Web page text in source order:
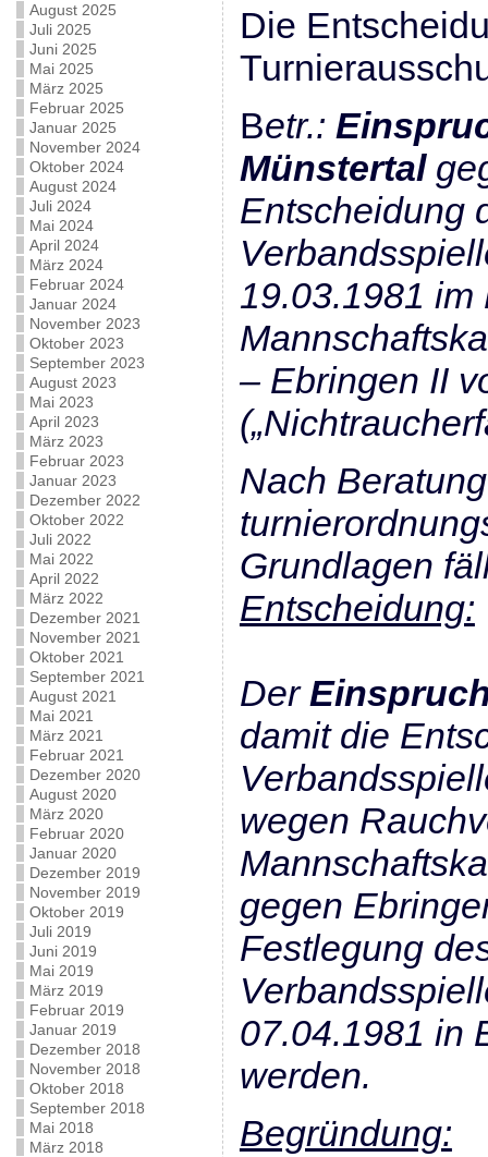
August 2025
Juli 2025
Juni 2025
Mai 2025
März 2025
Februar 2025
Januar 2025
November 2024
Oktober 2024
August 2024
Juli 2024
Mai 2024
April 2024
März 2024
Februar 2024
Januar 2024
November 2023
Oktober 2023
September 2023
August 2023
Mai 2023
April 2023
März 2023
Februar 2023
Januar 2023
Dezember 2022
Oktober 2022
Juli 2022
Mai 2022
April 2022
März 2022
Dezember 2021
November 2021
Oktober 2021
September 2021
August 2021
Mai 2021
März 2021
Februar 2021
Dezember 2020
August 2020
März 2020
Februar 2020
Januar 2020
Dezember 2019
November 2019
Oktober 2019
Juli 2019
Juni 2019
Mai 2019
März 2019
Februar 2019
Januar 2019
Dezember 2018
November 2018
Oktober 2018
September 2018
Mai 2018
März 2018
Die
Betr.:
Münstertal
Entscheidung
19.03.1981 im
– Ebringen II
Nach
Grundlagen
Entscheidung:
Der
damit die
wegen
gegen
Festlegung
07.04.1981 in
werden.
Begründung: